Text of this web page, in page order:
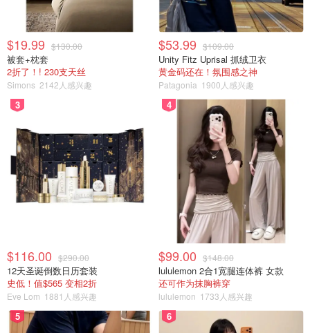
$19.99 $130.00
被套+枕套
2折了！! 230支天丝
Simons 2142人感兴趣
$53.99 $109.00
Unity Fitz Uprisal 抓绒卫衣
黄金码还在！氛围感之神
Patagonia 1900人感兴趣
3
$116.00 $290.00
12天圣诞倒数日历套装
史低！值$565 变相2折
Eve Lom 1881人感兴趣
4
$99.00 $148.00
lululemon 2合1宽腿连体裤 女款
还可作为抹胸裤穿
lululemon 1733人感兴趣
5 6